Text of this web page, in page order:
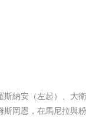
斯納安（左起）、大衛
斯岡恩，在馬尼拉與